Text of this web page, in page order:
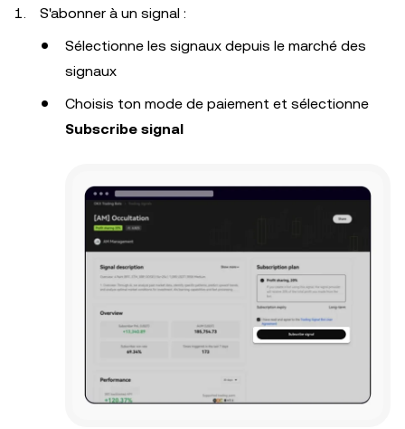
S'abonner à un signal :
Sélectionne les signaux depuis le marché des
signaux
Choisis ton mode de paiement et sélectionne
Subscribe signal